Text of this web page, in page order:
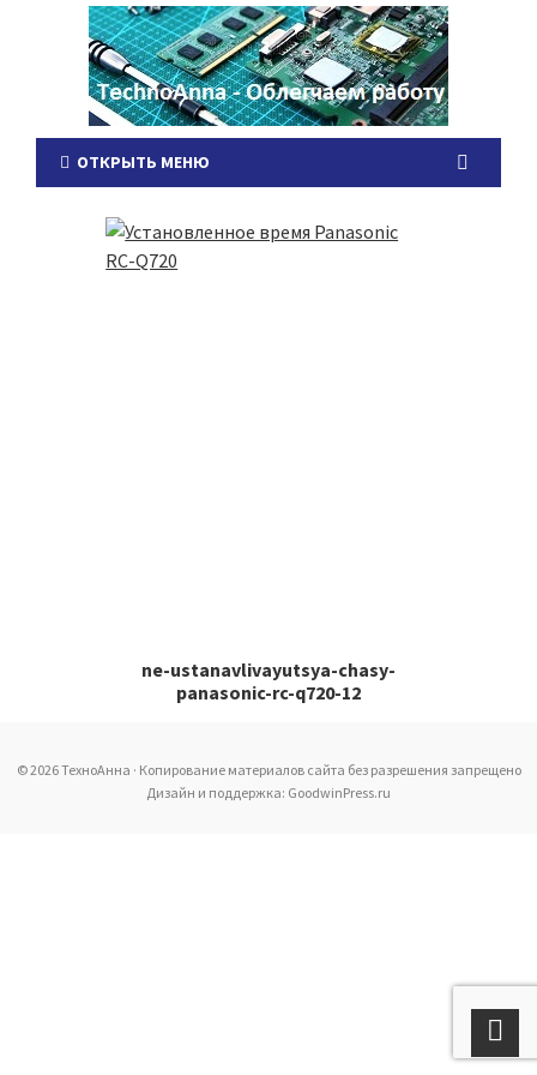
ОТКРЫТЬ МЕНЮ
ne-ustanavlivayutsya-chasy-
panasonic-rc-q720-12
© 2026 ТехноАнна · Копирование материалов сайта без разрешения запрещено
Дизайн и поддержка: GoodwinPress.ru